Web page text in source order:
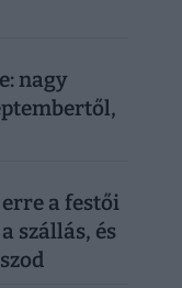
nagy
a festői
szállás, és